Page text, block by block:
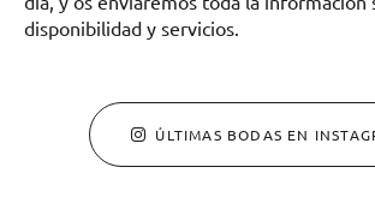
disponibilidad y servicios.
ÚLTIMAS BODAS EN